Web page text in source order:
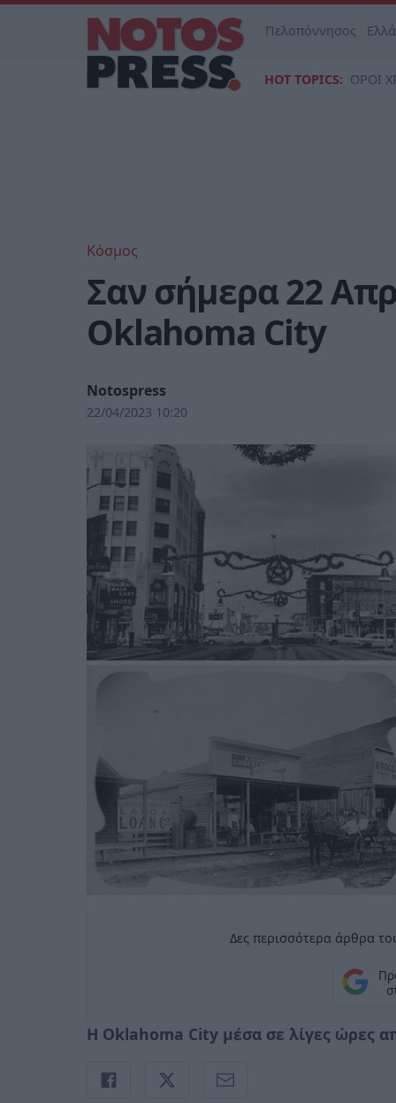
Πελοπόννησος
HOT TOPICS: ΟΡΟΙ
Κόσμος
Σαν σήμερα 22
Oklahoma City
Notospress
22/04/2023 10:20
Δες περισσότερα άρθρα
Η Oklahoma City μέσα σε λίγες ώρες